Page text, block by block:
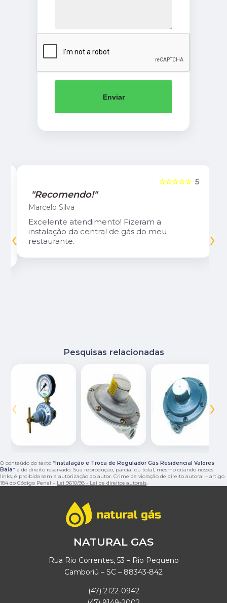
Enviar
5
☆☆☆☆☆
"Recomendo!"
Marcelo Silva
Excelente atendimento! Fizeram a
instalação da central de gás do meu
restaurante.
‹ ›
Pesquisas relacionadas
‹ ›
O conteúdo do texto "Instalação e Troca de Regulador Gás Residencial Valores
Baia" é de direito reservado. Sua reprodução, parcial ou total, mesmo citando nossos
links, é proibida sem a autorização do autor. Crime de violação de direito autoral – artigo
184 do Código Penal – Lei 9610/98 - Lei de direitos autorais.
NATURAL GAS
Rua Rio Correntes, 53 – Rio Pequeno
Camboriú – SC – 88343-842
(47) 2122-0942